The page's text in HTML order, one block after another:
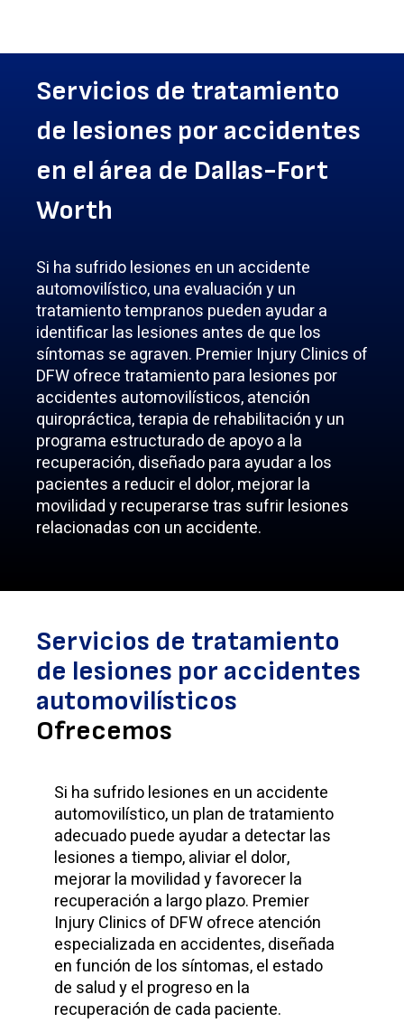
Servicios de tratamiento
de lesiones por accidentes
en el área de Dallas-Fort
Worth
Si ha sufrido lesiones en un accidente
automovilístico, una evaluación y un
tratamiento tempranos pueden ayudar a
identificar las lesiones antes de que los
síntomas se agraven. Premier Injury Clinics of
DFW ofrece tratamiento para lesiones por
accidentes automovilísticos, atención
quiropráctica, terapia de rehabilitación y un
programa estructurado de apoyo a la
recuperación, diseñado para ayudar a los
pacientes a reducir el dolor, mejorar la
movilidad y recuperarse tras sufrir lesiones
relacionadas con un accidente.
Servicios de tratamiento
de lesiones por accidentes
automovilísticos
Ofrecemos
Si ha sufrido lesiones en un accidente
automovilístico, un plan de tratamiento
adecuado puede ayudar a detectar las
lesiones a tiempo, aliviar el dolor,
mejorar la movilidad y favorecer la
recuperación a largo plazo. Premier
Injury Clinics of DFW ofrece atención
especializada en accidentes, diseñada
en función de los síntomas, el estado
de salud y el progreso en la
recuperación de cada paciente.